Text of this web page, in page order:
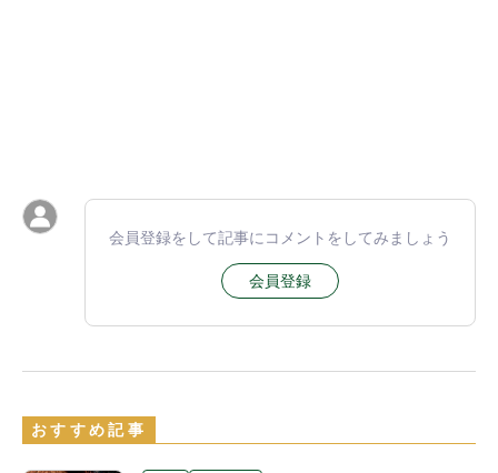
会員登録をして記事にコメントをしてみましょう
会員登録
おすすめ記事